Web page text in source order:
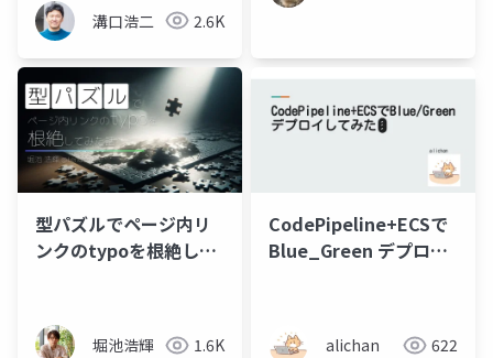
溝口浩二 2.6K
型パズルでページ内リ
ンクのtypoを根絶して
堀池浩輝 1.6K
CodePipeline+ECSで
Blue_Green デプロイ
alichan 622